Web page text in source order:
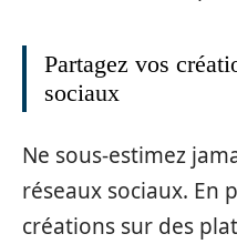
Partagez vos
sociaux
Ne sous-estimez
réseaux sociaux. En
créations sur des